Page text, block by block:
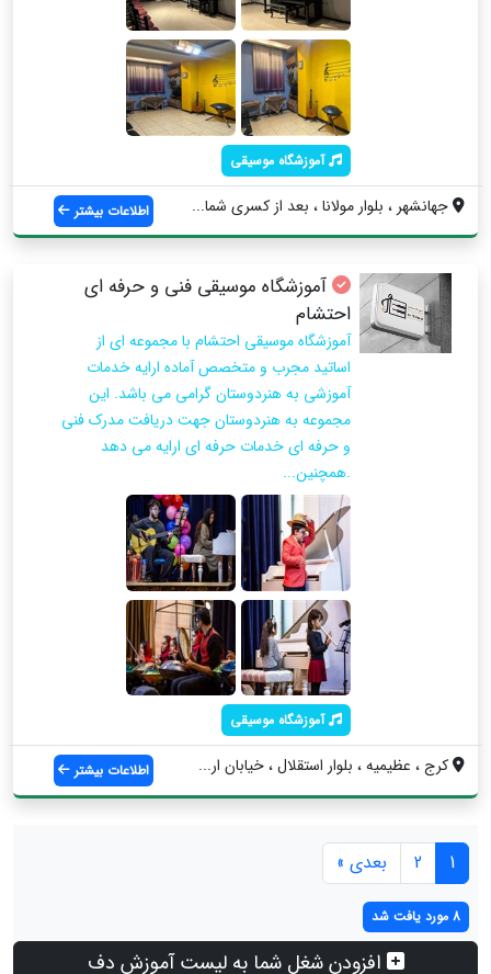
آموزشگاه موسیقی
جهانشهر ، بلوار مولانا ، بعد از کسری شما... اطلاعات بیشتر
آموزشگاه موسیقی فنی و حرفه ای
احتشام
آموزشگاه موسیقی احتشام با مجموعه ای از
اساتید مجرب و متخصص آماده ارایه خدمات
آموزشی به هنردوستان گرامی می باشد. این
مجموعه به هنردوستان جهت دریافت مدرک فنی
و حرفه ای خدمات حرفه ای ارایه می دهد
.همچنین...
آموزشگاه موسیقی
کرج ، عظیمیه ، بلوار استقلال ، خیابان ار... اطلاعات بیشتر
1
2 بعدی »
8 مورد یافت شد
افزودن شغل شما به لیست آموزش دف